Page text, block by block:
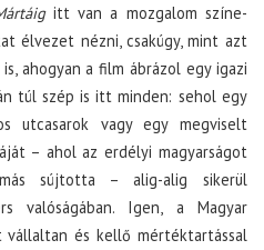
itt van a mozgalom színe-
élvezet nézni, csakúgy, mint azt
ahogyan a film ábrázol egy igazi
túl szép is itt minden: sehol egy
utcasarok vagy egy megviselt
– ahol az erdélyi magyarságot
sújtotta – alig-alig sikerül
valóságában. Igen, a Magyar
vállaltan és kellő mértéktartással